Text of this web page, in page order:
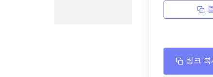
링크 복